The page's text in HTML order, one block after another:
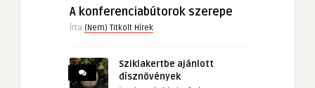
A konferenciabútorok szerepe
Írta (Nem) Titkolt Hírek
Sziklakertbe ajánlott
dísznövények